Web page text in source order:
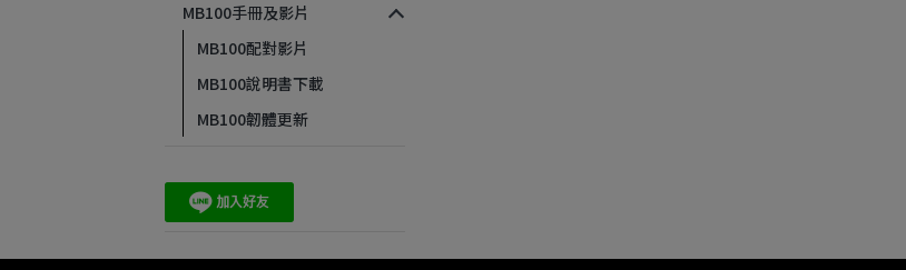
MB100手冊及影片
MB100配對影片
MB100說明書下載
MB100韌體更新